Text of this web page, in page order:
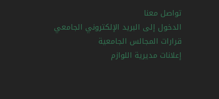
تواصل معنا
الدخول إلى البريد الإلكتروني الجامعي
قرارات المجالس الجامعية
إعلانات مديرية اللوازم